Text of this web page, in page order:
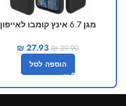
מגן 6.7 אינץ קומבו לאייפון
₪39.90
₪27.93
הוספה לסל